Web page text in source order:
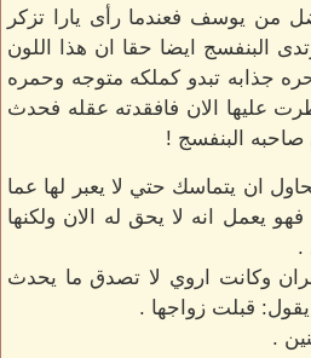
من يوسف فعندما رأى يارا تزكر
البنفسج ايضا حقا ان هذا اللون
جذابه تبدو كملكه متوجه وحمره
عليها الان فافقدته عقله فحدث
صاحبه البنفسج !
ان يتماسك حتي لا يعبر لها عما
يعمل انه لا يحق له الان ولكنها
.
وكانت اروي لا تصدق ما يحدث
قبلت زواجها .
.